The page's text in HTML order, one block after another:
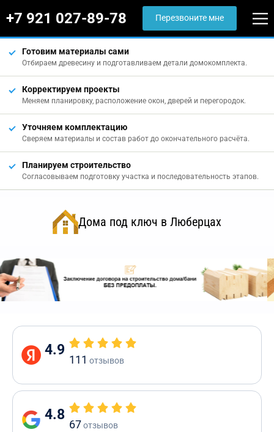
+7 921 027-89-78 Перезвоните мне
Готовим материалы сами
Отбираем древесину и подготавливаем детали домокомплекта.
Корректируем проекты
Меняем планировку, расположение окон, дверей и перегородок.
Уточняем комплектацию
Сверяем материалы и состав работ до окончательного расчёта.
Планируем строительство
Согласовываем подготовку участка и последовательность этапов.
Дома под ключ в Люберцах
4.9
111 отзывов
4.8
67отзывов